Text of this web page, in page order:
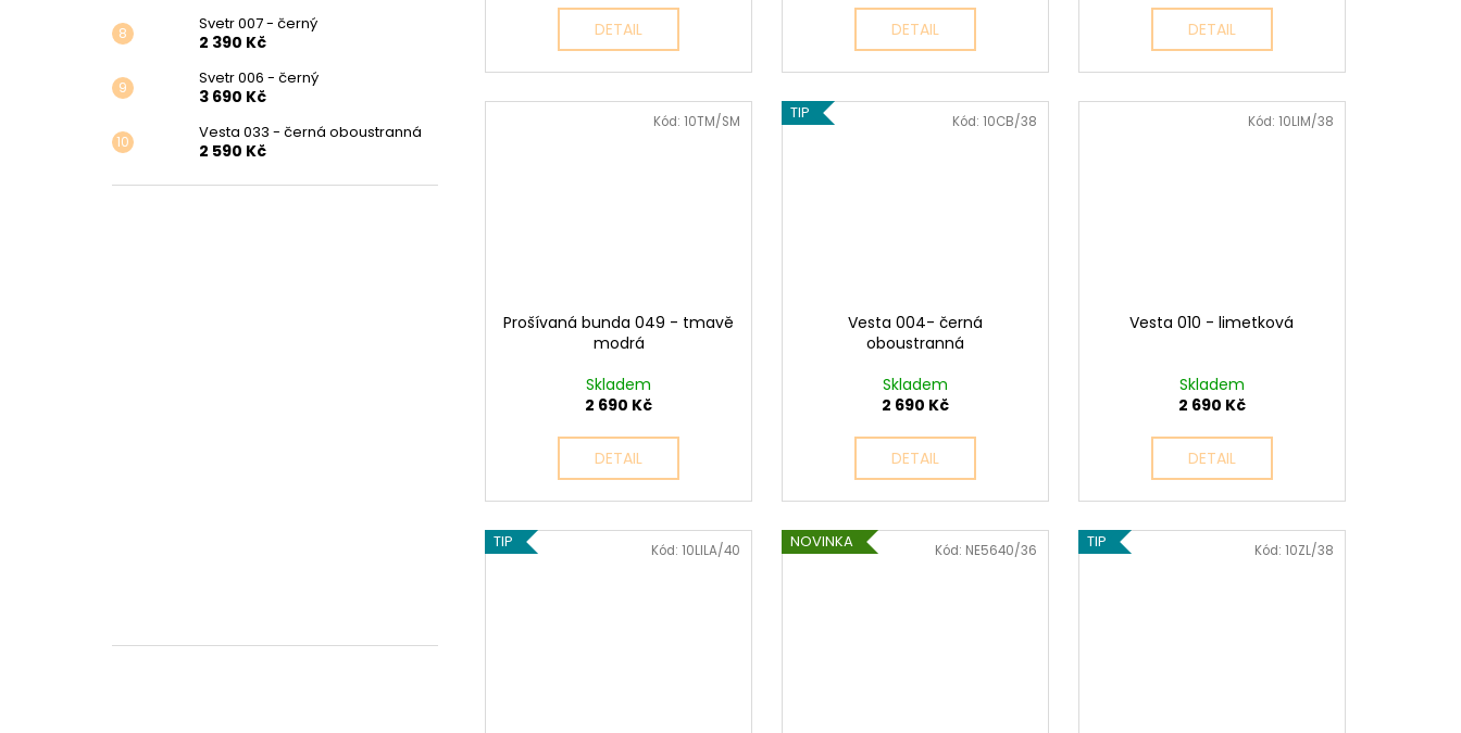
Svetr 007 - černý
2 390 Kč
Svetr 006 - černý
3 690 Kč
Vesta 033 - černá oboustranná
2 590 Kč
DETAIL DETAIL DETAIL
Prošívaná bunda 049 - tmavě
modrá
Skladem
2 690 Kč
DETAIL
Kód:10TM/SM TIP
Vesta 004- černá
oboustranná
Skladem
2 690 Kč
DETAIL
Kód: 10CB/38
Vesta 010 - limetková
Skladem
2 690 Kč
DETAIL
Kód: 10LIM/38
TIP Kód:10LILA/40 NOVINKA Kód: NE5640/36 TIP Kód: 10ZL/38